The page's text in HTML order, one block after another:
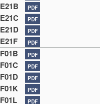
E21B PDF
E21C PDF
E21D PDF
E21F PDF
F01B PDF
F01C PDF
F01D PDF
F01K PDF
F01L PDF